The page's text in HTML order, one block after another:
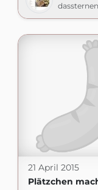
21 April 2015
Plätzchen